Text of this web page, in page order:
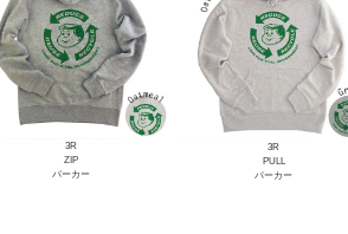
3R
ZIP
パーカー
3R
PULL
パーカー